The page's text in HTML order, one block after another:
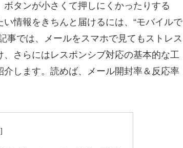
タンが小さくて押しにくかったりする
情報をきちんと届けるには、“モバイルで
事では、メールをスマホで見てもストレス
さらにはレスポンシブ対応の基本的な工
します。読めば、メール開封率＆反応率